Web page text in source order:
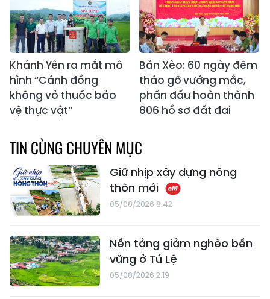
Khánh Yên ra mắt mô
hình “Cánh đồng
không vỏ thuốc bảo
vệ thực vật”
Bản Xèo: 60 ngày đêm
tháo gỡ vướng mắc,
phấn đấu hoàn thành
806 hồ sơ đất đai
TIN CÙNG CHUYÊN MỤC
Giữ nhịp xây dựng nông
thôn mới
05/08/2026 8:42
Nền tảng giảm nghèo bền
vững ở Tú Lệ
05/08/2026 2:19